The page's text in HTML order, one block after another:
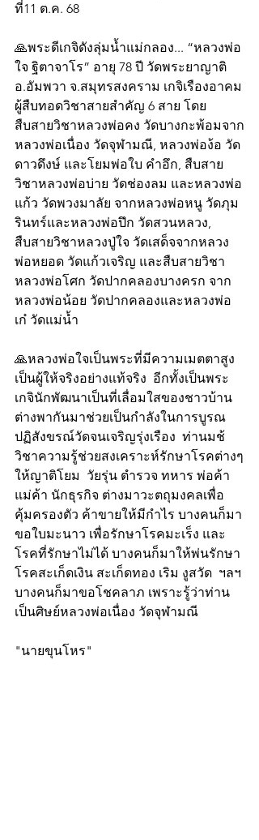
ที่11 ต.ค. 68
🙏พระดีเกจิดังลุ่มน้ำแม่กลอง... “หลวงพ่อ
ใจ ฐิตาจาโร” อายุ 78 ปี วัดพระยาญาติ
อ.อัมพวา จ.สมุทรสงคราม เกจิเรืองอาคม
ผู้สืบทอดวิชาสายสำคัญ 6 สาย โดย
สืบสายวิชาหลวงพ่อคง วัดบางกะพ้อมจาก
หลวงพ่อเนื่อง วัดจุฬามณี, หลวงพ่อง้อ วัด
ดาวดึงษ์ และโยมพ่อใบ คำอึก, สืบสาย
วิชาหลวงพ่อบ่าย วัดช่องลม และหลวงพ่อ
แก้ว วัดพวงมาลัย จากหลวงพ่อหนู วัดภุม
รินทร์และหลวงพ่อปึก วัดสวนหลวง,
สืบสายวิชาหลวงปู่ใจ วัดเสด็จจากหลวง
พ่อหยอด วัดแก้วเจริญ และสืบสายวิชา
หลวงพ่อโศก วัดปากคลองบางครก จาก
หลวงพ่อน้อย วัดปากคลองและหลวงพ่อ
เก๋ วัดแม่น้ำ
🙏หลวงพ่อใจเป็นพระที่มีความเมตตาสูง
เป็นผู้ให้จริงอย่างแท้จริง  อีกทั้งเป็นพระ
เกจินักพัฒนาเป็นที่เลื่อมใสของชาวบ้าน
ต่างพากันมาช่วยเป็นกำลังในการบูรณ
ปฏิสังขรณ์วัดจนเจริญรุ่งเรือง  ท่านมช้
วิชาความรู้ช่วยสงเคราะห์รักษาโรคต่างๆ
ให้ญาติโยม  วัยรุ่น ตำรวจ ทหาร พ่อค้า
แม่ค้า นักธุรกิจ ต่างมาวะตถุมงคลเพื่อ
คุ้มครองตัว ค้าขายให้มีกำไร บางคนก็มา
ขอใบมะนาว เพื่อรักษาโรคมะเร็ง และ
โรคที่รักษาไม่ได้ บางคนก็มาให้พ่นรักษา
โรคสะเก็ดเงิน สะเก็ดทอง เริม งูสวัด  ฯลฯ
บางคนก็มาขอโชคลาภ เพราะรู้ว่าท่าน
เป็นศิษย์หลวงพ่อเนื่อง วัดจุฬามณี
"นายขุนโหร"